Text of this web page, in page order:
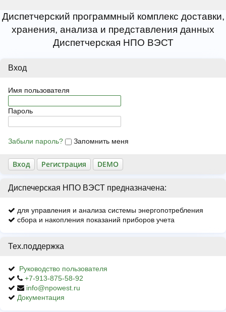
Диспетчерский программный комплекс доставки,
хранения, анализа и представления данных
Диспетчерская НПО ВЭСТ
Вход
Имя пользователя
Пароль
Забыли пароль? Запомнить меня
Регистрация
Диспечерская НПО ВЭСТ предназначена:
для управления и анализа системы энергопотребления
сбора и накопления показаний приборов учета
Тех.поддержка
Руководство пользователя
+7-913-875-58-92
info@npowest.ru
Документация